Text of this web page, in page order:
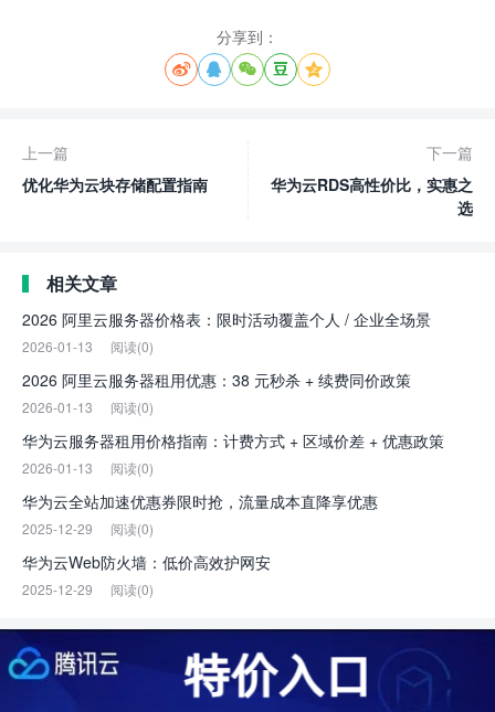
分享到：
    
上一篇
优化华为云块存储配置指南
下一篇
华为云RDS高性价比，实惠之
选
相关文章
2026 阿里云服务器价格表：限时活动覆盖个人 / 企业全场景
2026-01-13 阅读(0)
2026 阿里云服务器租用优惠：38 元秒杀 + 续费同价政策
2026-01-13 阅读(0)
华为云服务器租用价格指南：计费方式 + 区域价差 + 优惠政策
2026-01-13 阅读(0)
华为云全站加速优惠券限时抢，流量成本直降享优惠
2025-12-29 阅读(0)
华为云Web防火墙：低价高效护网安
2025-12-29 阅读(0)